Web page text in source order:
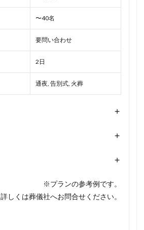
〜40名
要問い合わせ
2日
通夜, 告別式, 火葬
+
+
+
※プランの参考例です。
詳しくは葬儀社へお問合せください。